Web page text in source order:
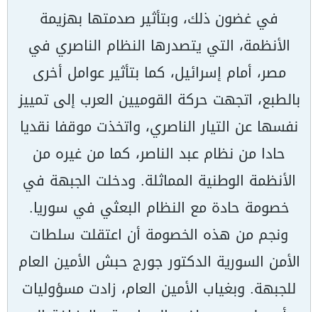
في غضون ذلك، وبتأثير صدمتها بهزيمة
الأنظمة، التي يتصدرها النظام الناصري في
مصر، أمام إسرائيل، كما بتأثير عوامل أخرى
بالطبع، اتجهت حركة القوميين العرب إلى تمييز
نفسها عن التيار الناصري، واتخذت موقفا نقديا
حادا من نظام عبد الناصر، كما من غيره من
الأنظمة الوطنية المماثلة. ودخلت الجبهة في
خصومة حادة مع النظام البعثي في سوريا.
ونجم من هذه الخصومة أن اعتقلت سلطات
الأمن السورية الدكتور جورج حبش الأمين العام
للجبهة. وبغياب الأمين العام، زادت مسؤوليات